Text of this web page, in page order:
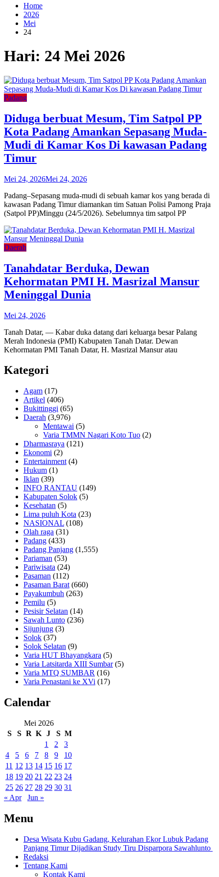
Home
2026
Mei
24
Hari: 24 Mei 2026
Padang
Diduga berbuat Mesum, Tim Satpol PP
Kota Padang Amankan Sepasang Muda-
Mudi di Kamar Kos Di kawasan Padang
Timur
Mei 24, 2026Mei 24, 2026
Padang–Sepasang muda-mudi di sebuah kamar kos yang berada di
kawasan Padang Timur diamankan tim Satuan Polisi Pamong Praja
(Satpol PP)Minggu (24/5/2026). Sebelumnya tim satpol PP
Daerah
Tanahdatar Berduka, Dewan
Kehormatan PMI H. Masrizal Mansur
Meninggal Dunia
Mei 24, 2026
Tanah Datar, — Kabar duka datang dari keluarga besar Palang
Merah Indonesia (PMI) Kabupaten Tanah Datar. Dewan
Kehormatan PMI Tanah Datar, H. Masrizal Mansur atau
Kategori
Agam (17)
Artikel (406)
Bukittinggi (65)
Daerah (3,976)
Mentawai (5)
Varia TMMN Nagari Koto Tuo (2)
Dharmasraya (121)
Ekonomi (2)
Entertainment (4)
Hukum (1)
Iklan (39)
INFO RANTAU (149)
Kabupaten Solok (5)
Kesehatan (5)
Lima puluh Kota (23)
NASIONAL (108)
Olah raga (31)
Padang (433)
Padang Panjang (1,555)
Pariaman (53)
Pariwisata (24)
Pasaman (112)
Pasaman Barat (660)
Payakumbuh (263)
Pemilu (5)
Pesisir Selatan (14)
Sawah Lunto (236)
Sijunjung (3)
Solok (37)
Solok Selatan (9)
Varia HUT Bhayangkara (5)
Varia Latsitarda XIII Sumbar(5)
Varia MTQ SUMBAR (16)
Varia Penastani ke XVi (17)
Calendar
Mei 2026
S
S R K J S M
1
2
3
4
5 6 7 8 9
10
11 12 13 14 15 16 17
18 19 20 21 22 23 24
25 26 27 28 29 30 31
« Apr
Jun »
Menu
Desa Wisata Kubu Gadang, Kelurahan Ekor Lubuk Padang
Panjang Timur Dijadikan Study Tiru Disparpora Sawahlunto
Redaksi
Tentang Kami
Kontak Kami